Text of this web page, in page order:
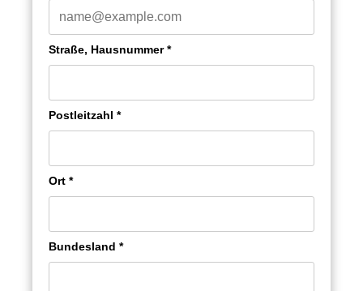
Straße, Hausnummer *
Postleitzahl *
Ort *
Bundesland *